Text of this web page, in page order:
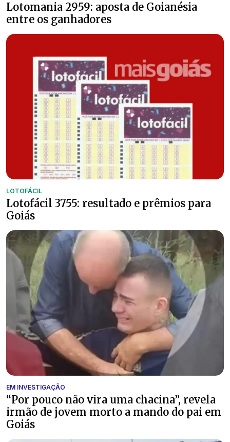
Lotomania 2959: aposta de Goianésia
entre os ganhadores
LOTOFÁCIL
Lotofácil 3755: resultado e prêmios para
Goiás
EM INVESTIGAÇÃO
“Por pouco não vira uma chacina”, revela
irmão de jovem morto a mando do pai em
Goiás